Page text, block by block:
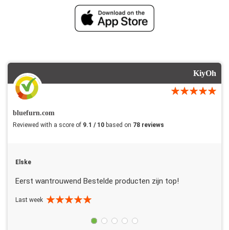
KiyOh
bluefurn.com
Reviewed with a score of 9.1 / 10 based on 78 reviews
Elske
Eerst wantrouwend Bestelde producten zijn top!
Last week